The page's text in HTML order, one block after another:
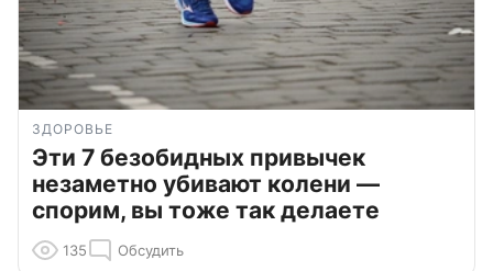
ЗДОРОВЬЕ
Эти 7 безобидных привычек
незаметно убивают колени —
спорим, вы тоже так делаете
135 Обсудить